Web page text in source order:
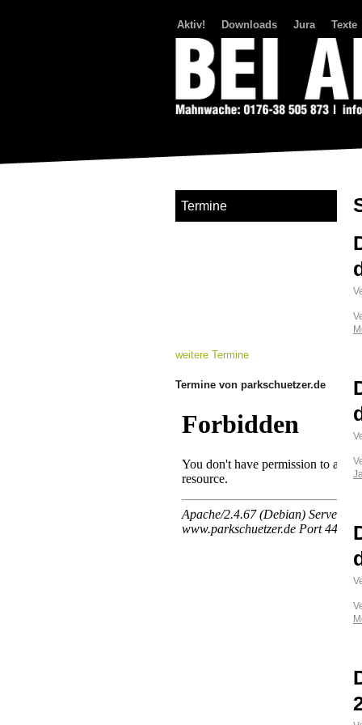
Aktiv! Downloads Jura Texte
Termine
weitere Termine
Termine von parkschuetzer.de